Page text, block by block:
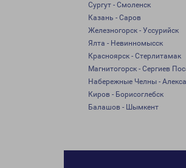
Сургут - Смоленск
Казань - Саров
Железногорск - Уссурийск
Ялта - Невинномысск
Красноярск - Стерлитамак
Магнитогорск - Сергиев
Набережные Челны -
Киров - Борисоглебск
Балашов - Шымкент